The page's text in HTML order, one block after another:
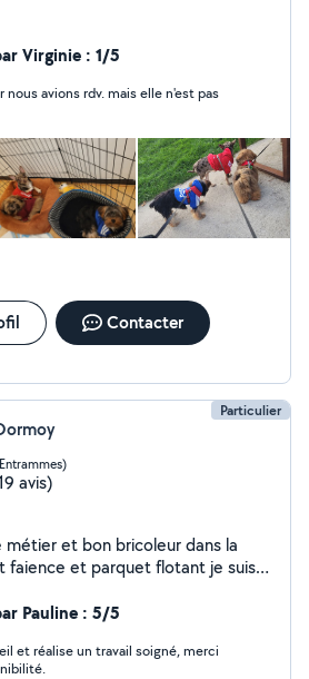
Virginie : 1/5
avions rdv. mais elle n'est pas
Contacter
Particulier
avis)
métier et bon bricoleur dans la
et parquet flotant je suis
Pauline : 5/5
et réalise un travail soigné, merci